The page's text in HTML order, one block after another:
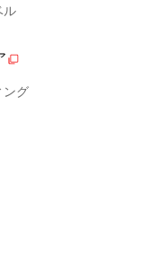
ル
ング